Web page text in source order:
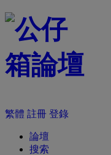
繁體 註冊 登錄
論壇
搜索